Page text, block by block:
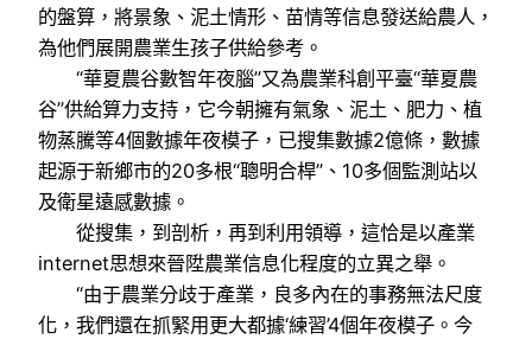
的盤算，將景象、泥土情形、苗情等信息發送給農人，
為他們展開農業生孩子供給參考。
“華夏農谷數智年夜腦”又為農業科創平臺“華夏農
谷”供給算力支持，它今朝擁有氣象、泥土、肥力、植
物蒸騰等4個數據年夜模子，已搜集數據2億條，數據
起源于新鄉市的20多根“聰明合桿”、10多個監測站以
及衛星遠感數據。
從搜集，到剖析，再到利用領導，這恰是以產業
internet思想來晉陞農業信息化程度的立異之舉。
“由于農業分歧于產業，良多內在的事務無法尺度
化，我們還在抓緊用更大都據‘練習’4個年夜模子。今